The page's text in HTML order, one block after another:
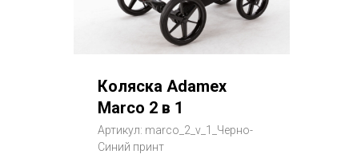
Коляска Adamex
Marco 2 в 1
Артикул: marco_2_v_1_Черно-
Синий принт